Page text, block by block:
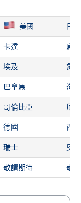
美國 日本
卡達 烏
埃及 象
巴拿馬 海地
哥倫比亞 厄
德國 西
瑞士 奧
敬請期待 敬